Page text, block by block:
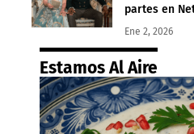
partes en
Ene 2, 2026
Estamos Al Aire